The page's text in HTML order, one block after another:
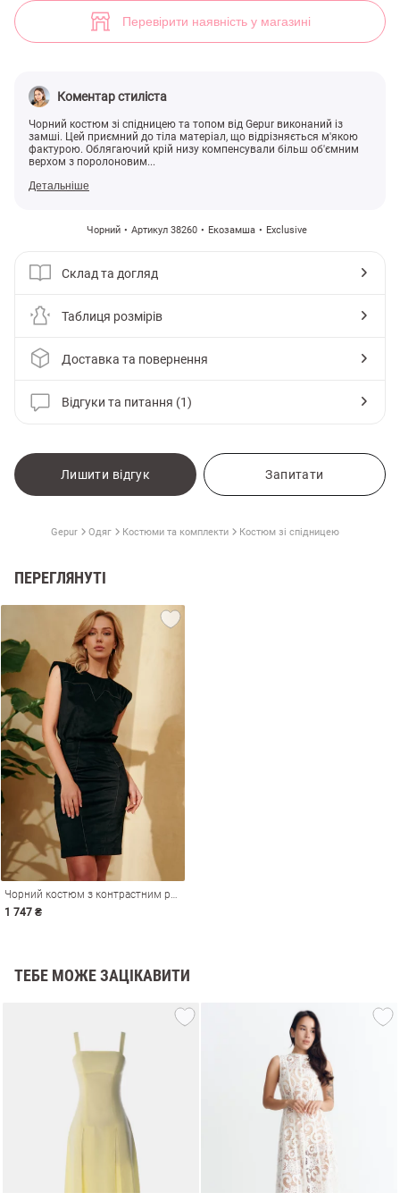
Перевірити наявність у магазині
Коментар стиліста
Чорний костюм зі спідницею та топом від Gepur виконаний із
замші. Цей приємний до тіла матеріал, що відрізняється м'якою
фактурою. Облягаючий крій низу компенсували більш об'ємним
верхом з поролоновим...
Детальніше
Чорний Артикул 38260 Екозамша Exclusive
Склад та догляд
Таблиця розмірів
Доставка та повернення
Відгуки та питання (1)
Лишити відгук Запитати
Gepur Одяг Костюми та комплекти Костюм зі спідницею
ПЕРЕГЛЯНУТІ
Чорний костюм з контрастним рядком
1 747 ₴
ТЕБЕ МОЖЕ ЗАЦІКАВИТИ
Чорний костюм з контрастним рядком (арт. 38260) ♡ інтернет-